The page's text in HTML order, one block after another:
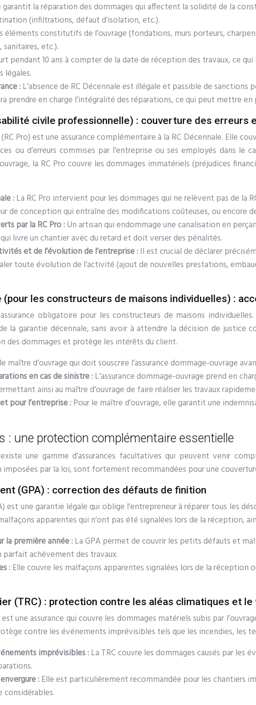
garantit la réparation des dommages qui affectent la solidité de la
(infiltrations, défaut d’isolation, etc.).
éléments constitutifs de l’ouvrage (fondations, murs porteurs,
etc.).
pendant 10 ans à compter de la date de réception des travaux, ce
légales.
:L’absence de RC Décennale est illégale et passible de
prendre en charge l’intégralité des réparations, ce qui peut mettre en
civile professionnelle) : couverture des erreurs
Pro) est une assurance complémentaire à la RC Décennale. Elle
ou d’erreurs commises par l’entreprise ou ses employés dans le
la RC Pro couvre les dommages immatériels (préjudices
:La RC Pro intervient pour les dommages qui ne relèvent pas de la
de conception qui entraîne des modifications coûteuses, ou encore
par la RC Pro :Un artisan qui endommage une canalisation en
livre un chantier avec du retard et doit verser des pénalités.
et de l’évolution de l’entreprise :Il est crucial de déclarer
toute évolution de l’activité (ajout de nouvelles prestations,
(pour les constructeurs de maisons individuelles) :
obligatoire pour les constructeurs de maisons
la garantie décennale, sans avoir à attendre la décision de justice
des dommages et protège les intérêts du client.
maître d’ouvrage qui doit souscrire l’assurance dommage-ouvrage
en cas de sinistre :L’assurance dommage-ouvrage prend en
ainsi au maître d’ouvrage de faire réaliser les travaux
pour l’entreprise :Pour le maître d’ouvrage, elle garantit une
: une protection complémentaire essentielle
une gamme d’assurances facultatives qui peuvent venir
imposées par la loi, sont fortement recommandées pour une
(GPA) : correction des défauts de finition
une garantie légale qui oblige l’entrepreneur à réparer tous les
apparentes qui n’ont pas été signalées lors de la réception,
la première année :La GPA permet de couvrir les petits défauts et
achèvement des travaux.
:Elle couvre les malfaçons apparentes signalées lors de la réception
(TRC) : protection contre les aléas climatiques et le
est une assurance qui couvre les dommages matériels subis par
contre les événements imprévisibles tels que les incendies, les
imprévisibles :La TRC couvre les dommages causés par les
:Elle est particulièrement recommandée pour les chantiers
considérables.